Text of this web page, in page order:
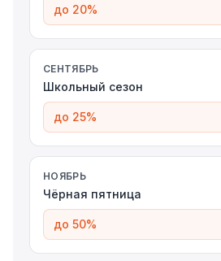
до 20%
СЕНТЯБРЬ
Школьный сезон
до 25%
НОЯБРЬ
Чёрная пятница
до 50%